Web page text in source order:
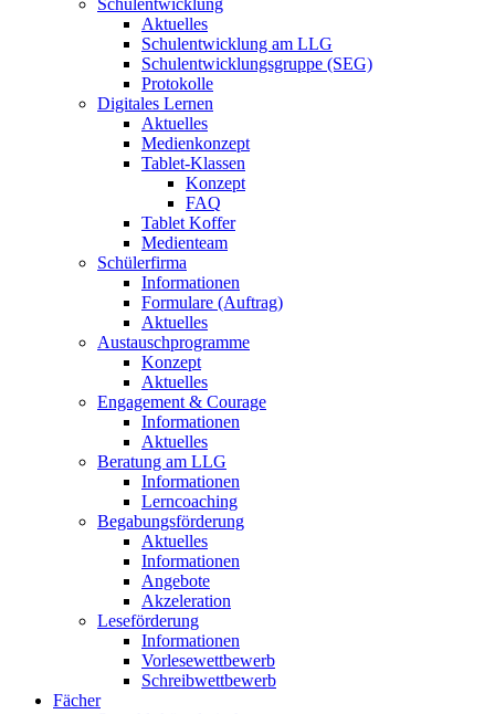
Schulentwicklung
Aktuelles
Schulentwicklung am LLG
Schulentwicklungsgruppe (SEG)
Protokolle
Digitales Lernen
Aktuelles
Medienkonzept
Tablet-Klassen
Konzept
FAQ
Tablet Koffer
Medienteam
Schülerfirma
Informationen
Formulare (Auftrag)
Aktuelles
Austauschprogramme
Konzept
Aktuelles
Engagement & Courage
Informationen
Aktuelles
Beratung am LLG
Informationen
Lerncoaching
Begabungsförderung
Aktuelles
Informationen
Angebote
Akzeleration
Leseförderung
Informationen
Vorlesewettbewerb
Schreibwettbewerb
Fächer